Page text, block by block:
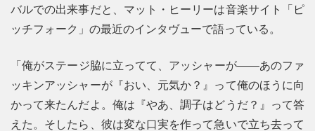
バルでの出来事だと、マット・ヒーリーは音楽サイト「ピ
ッチフォーク」の最近のインタヴューで語っている。
「俺がステージ脇に立ってて、アッシャーが――あのファ
ッキンアッシャーが『おい、元気か？』って俺のほうに向
かって来たんだよ。俺は『やあ、調子はどうだ？』って答
えた。そしたら、彼は変な口実を作って急いで立ち去って